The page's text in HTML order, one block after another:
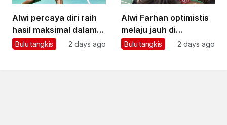
Alwi percaya diri raih
hasil maksimal dalam
Asian Games 2026
Bulu tangkis 2 days ago
Alwi Farhan optimistis
melaju jauh di
Kejuaraan Dunia BWF
Bulu tangkis 2 days ago